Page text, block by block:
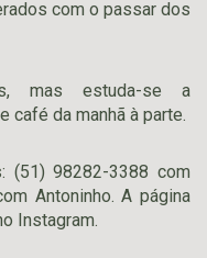
com o passar dos
mas estuda-se a
café da manhã à parte.
(51) 98282-3388 com
Antoninho. A página
Instagram.